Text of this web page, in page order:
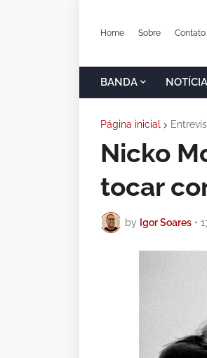
Home Sobre Contato
BANDA
Página inicial
Nicko
tocar
by Igor Soares •